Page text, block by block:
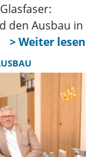
den Ausbau in
nun auch
eigene
mit mehr